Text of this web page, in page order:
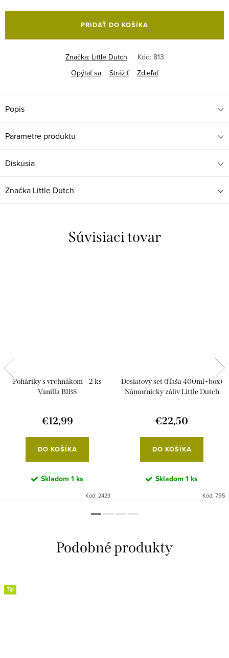
cena:
PRIDAŤ DO KOŠÍKA
Značka: Little Dutch Kód: 813
Opýtať sa
Strážiť Zdieľať
Popis
Parametre produktu
Diskusia
Značka Little Dutch
Súvisiaci tovar
Poháriky s vrchnákom – 2 ks
Vanilla BIBS
€12,99
DO KOŠÍKA
Skladom 1 ks
Kód: 2423
Desiatový set (fľaša 400ml+box)
Námornícky záliv Little Dutch
€22,50
DO KOŠÍKA
Skladom 1 ks
Kód: 795
Tip